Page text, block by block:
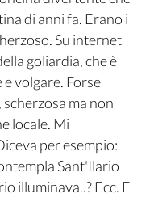
di anni fa. Erano i
Su internet
goliardia, che è
volgare. Forse
ma non
locale. Mi
per esempio:
Sant'Ilario
illuminava..? Ecc. E